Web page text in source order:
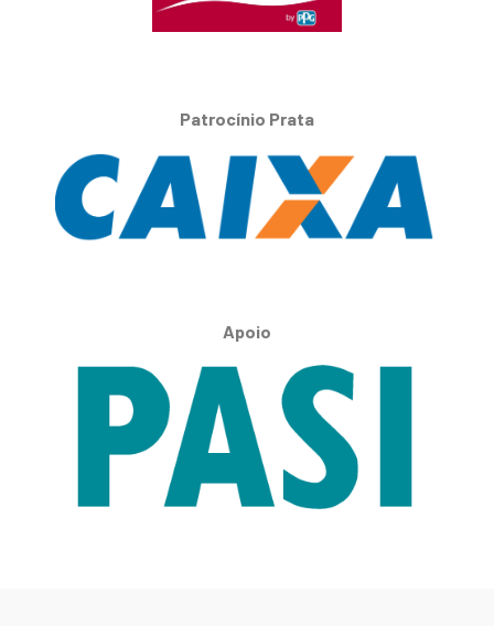
Patrocínio Prata
Apoio